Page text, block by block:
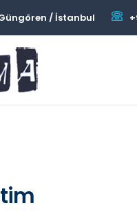
/ İstanbul